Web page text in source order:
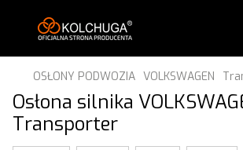
OSŁONY PODWOZIA VOLKSWAGEN
Osłona silnika
Transporter